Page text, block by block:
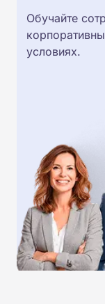
Обучайте
условиях.